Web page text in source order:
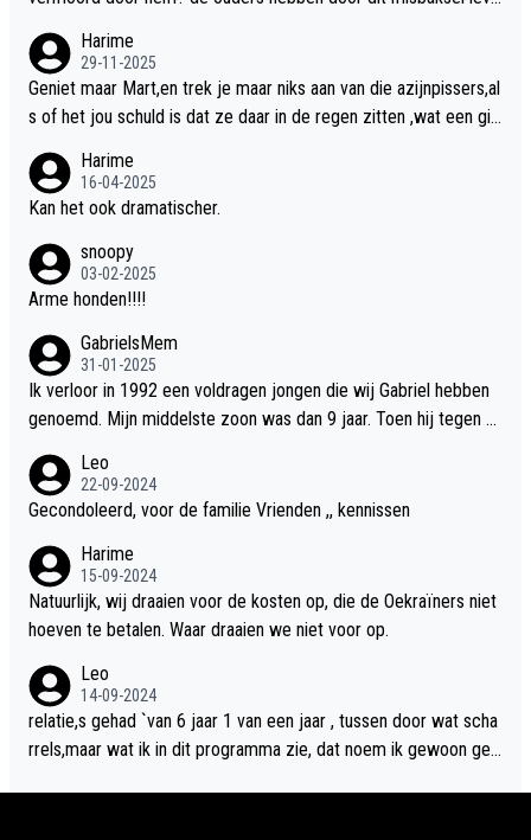
t!!
Harime
29-11-2025
Geniet maar Mart,en trek je maar niks aan van die azijnpissers,al
s of het jou schuld is dat ze daar in de regen zitten ,wat een gill
Harime
16-04-2025
Kan het ook dramatischer.
snoopy
03-02-2025
Arme honden!!!!
GabrielsMem
31-01-2025
Ik verloor in 1992 een voldragen jongen die wij Gabriel hebben
genoemd. Mijn middelste zoon was dan 9 jaar. Toen hij tegen d
verteld in Groningen. Ik gun Anouk en Douwe Bob hun rouw verd
riet en als ervaringsdeskundige heb ik zeker begrip hiervoor. Wa
delijk overeenkomend met mijn gezins verlies in 1992 een soor
t ready-made lied geschreven, geproduceerd en op de radio te
beluisteren zijn binnen 12 dagen na het verlies van Anouk en Do
uwe Bob's zoon. Wij hadden zeker geen commerciële energie g
ehad zo snel na ons verlies zoiets te ondernemen en alle ouder
s van overleden kinderen dat ik ken hadden dit ook niet kunnen
bewerkstelligen. Wij voelen nu dat ons aan DB vertelde geschie
denis door mijn autistische tiener zoon nu door hem te grabble i
s gedaan. Ik heb alle ruimte om Anouk haar verhaal te willen hor
Leo
22-09-2024
Gecondoleerd, voor de familie Vrienden ,, kennissen
Harime
15-09-2024
Natuurlijk, wij draaien voor de kosten op, die de Oekraïners niet
hoeven te betalen. Waar draaien we niet voor op.
Leo
14-09-2024
relatie,s gehad `van 6 jaar 1 van een jaar , tussen door wat scha
rrels,maar wat ik in dit programma zie, dat noem ik gewoon geil